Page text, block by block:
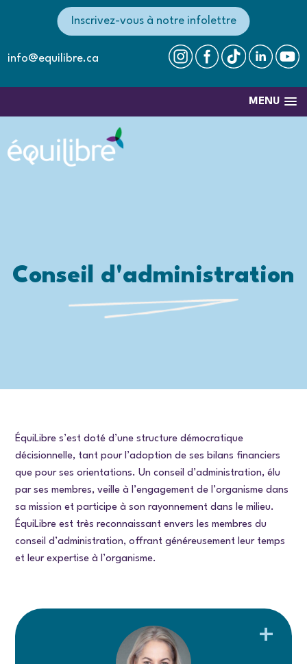
info@equilibre.ca
Inscrivez-vous à notre infolettre
MENU
Conseil d'administration
ÉquiLibre s’est doté d’une structure démocratique
décisionnelle, tant pour l’adoption de ses bilans financiers
que pour ses orientations. Un conseil d’administration, élu
par ses membres, veille à l’engagement de l’organisme dans
sa mission et participe à son rayonnement dans le milieu.
ÉquiLibre est très reconnaissant envers les membres du
conseil d’administration, offrant généreusement leur temps
et leur expertise à l’organisme.